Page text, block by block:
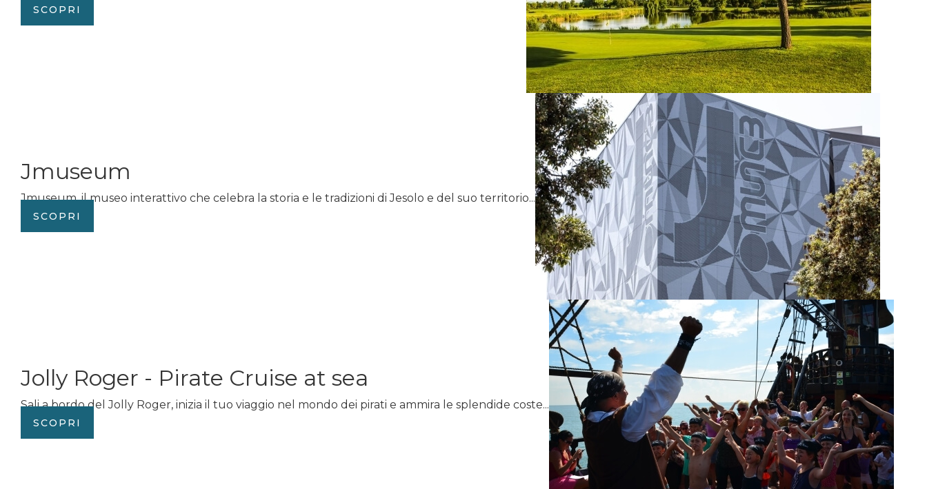
SCOPRI
Jmuseum
Jmuseum, il museo interattivo che celebra la storia e le tradizioni di Jesolo e del suo territorio...
SCOPRI
Jolly Roger - Pirate Cruise at sea
Sali a bordo del Jolly Roger, inizia il tuo viaggio nel mondo dei pirati e ammira le splendide coste...
SCOPRI